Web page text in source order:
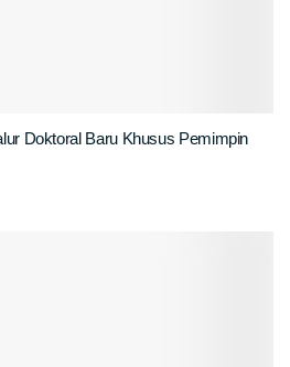
Doktoral Baru Khusus Pemimpin